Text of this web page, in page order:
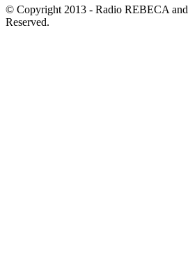
© Copyright 2013 - Radio REBECA and
Reserved.